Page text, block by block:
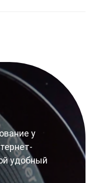
у
удобный